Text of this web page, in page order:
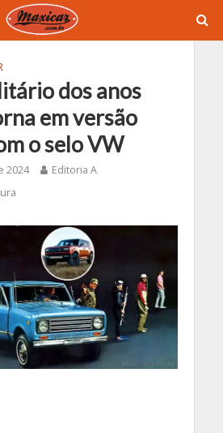
dos anos
em versão
o selo VW
2024
Editoria A